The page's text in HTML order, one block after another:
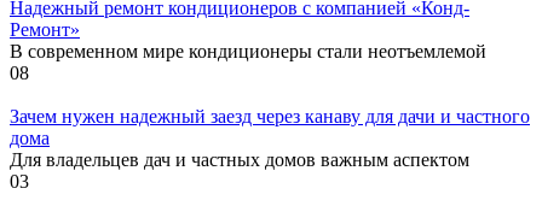
Надежный ремонт кондиционеров с компанией «Конд-
Ремонт»
В современном мире кондиционеры стали неотъемлемой
08
Зачем нужен надежный заезд через канаву для дачи и частного
дома
Для владельцев дач и частных домов важным аспектом
03